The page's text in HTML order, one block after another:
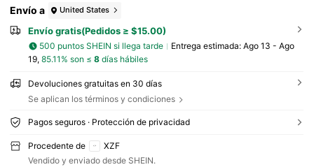
Envío a United States
Envío gratis(Pedidos ≥ $15.00)
500 puntos SHEIN si llega tarde Entrega estimada: Ago 13 - Ago
19, 85.11% son ≤ 8días hábiles
Devoluciones gratuitas en 30 días
Se aplican los términos y condiciones
Pagos seguros · Protección de privacidad
Procedente de
XZF
Vendido y enviado desde SHEIN.